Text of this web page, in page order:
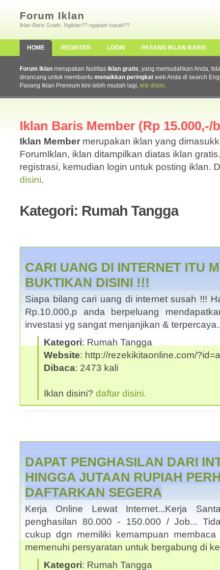
Forum Iklan
Iklan Baris Gratis. Ngiklan?? ngapain susah??
HOME REGISTER LOGIN PASANG IKLAN BARIS
Forum Iklan merupakan fasilitas iklan gratis, yang memudahkan Anda,
dirancang untuk membantu menaikkan peringkat web Anda di search
Pasang Iklan Premium kini lebih mudah lagi, klik disini.
Iklan Baris Member (Rp 15.000,-/
Iklan Member merupakan iklan yang
ForumIklan, iklan ditampilkan diatas iklan
registrasi, kemudian login untuk posting iklan.
disini.
Kategori: Rumah Tangga
CARI UANG DI INTERNET ITU
BUKTIKAN DISINI !!!
Siapa bilang cari uang di internet susah !!!
Rp.10.000,p anda berpeluang
investasi yg sangat menjanjikan &
Kategori: Rumah Tangga
Website: http://rezekikitaonline.com/
Dibaca: 2473 kali
Iklan disini? daftar disini.
DAPAT PENGHASILAN DARI
HINGGA JUTAAN RUPIAH
DAFTARKAN SEGERA
Kerja Online Lewat Internet...Kerja
penghasilan 80.000 - 150.000 / Job...
cukup dgn memiliki kemampuan
memenuhi persyaratan untuk bergabung di
Kategori: Rumah Tangga